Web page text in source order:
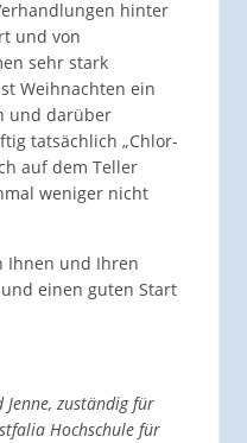
hinter
und von
sehr stark
Weihnachten ein
und darüber
tatsächlich „Chlor-
auf dem Teller
weniger nicht
Ihnen und Ihren
einen guten Start
zuständig für
Hochschule für